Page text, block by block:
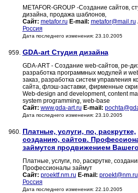
METAFOR-GROUP -Создание сайтов,
дизайна, продажа шаблонов,
Сайт: metafor.ru E-mail: metafor@mail.ru
Россия
Дата последнего изменения: 23.10.2005
959. GDA-art Студия дизайна
GDA-ART - Создание web-сайтов, ре-
разработка программных модулей и
заказ, разработка систем управления
сайта, флэш-заставки, фирменные
Web-design and development, content
system programming, web-base
Сайт: www.gda-art.ru E-mail:
Дата последнего изменения: 23.10.2005
960. Платные, услуги, по, раскрутке,
созданию, сайтов.
займутся продвижением
Платные, услуги, по, раскрутке,
Профессионалы займут
Сайт: proektf.nm.ru E-mail: proekt@nm.ru
Россия
Дата последнего изменения: 22.10.2005